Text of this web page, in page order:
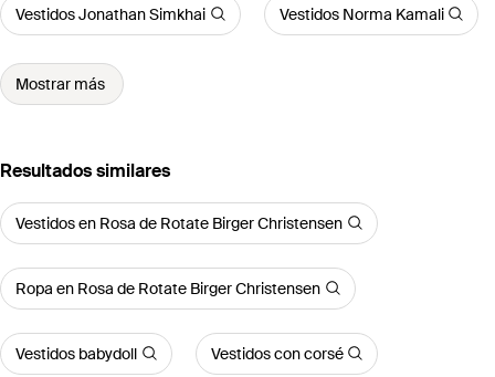
Vestidos Jonathan Simkhai Vestidos Norma Kamali
Mostrar más
Resultados similares
Vestidos en Rosa de Rotate Birger Christensen
Ropa en Rosa de Rotate Birger Christensen
Vestidos babydoll Vestidos con corsé